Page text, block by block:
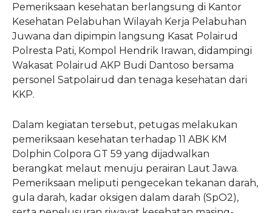
Pemeriksaan kesehatan berlangsung di Kantor
Kesehatan Pelabuhan Wilayah Kerja Pelabuhan
Juwana dan dipimpin langsung Kasat Polairud
Polresta Pati, Kompol Hendrik Irawan, didampingi
Wakasat Polairud AKP Budi Dantoso bersama
personel Satpolairud dan tenaga kesehatan dari
KKP.
Dalam kegiatan tersebut, petugas melakukan
pemeriksaan kesehatan terhadap 11 ABK KM
Dolphin Colpora GT 59 yang dijadwalkan
berangkat melaut menuju perairan Laut Jawa.
Pemeriksaan meliputi pengecekan tekanan darah,
gula darah, kadar oksigen dalam darah (SpO2),